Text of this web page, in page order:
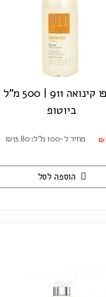
911 | 500 מ"ל
ביוטופ
₪ מחיר ל-100 מ"ל: ₪13.80
הוספה לסל